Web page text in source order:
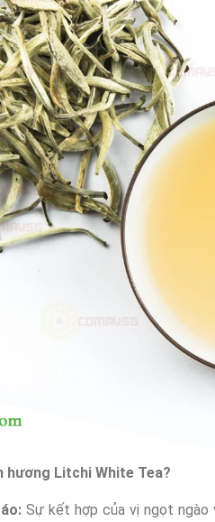
hương Litchi White Tea?
Sự kết hợp của vị ngọt